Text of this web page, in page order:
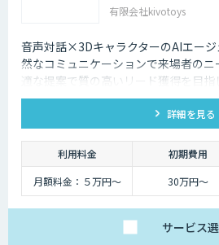
有限会社kivotoys
音声対話×3DキャラクターのAIエー
然なコミュニケーションで来場者の
適な提案で質の高いリード獲得を目
タッフとして、人件費削減も実現。
示会後の追客も確実な成果へ。詳細を見る
利用料金 初期費用
月額料金：５万円〜
30万円〜
サービス